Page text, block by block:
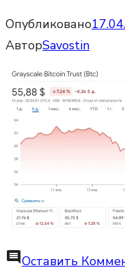
Опубликовано
АвторSavostin
commentОставить